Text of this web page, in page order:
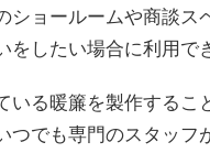
ショールームや商談ス
をしたい場合に利用で
いる暖簾を製作するこ
つでも専門のスタッフ